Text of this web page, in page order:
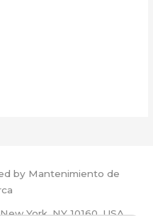
by Mantenimiento de
York, NY 10160, USA